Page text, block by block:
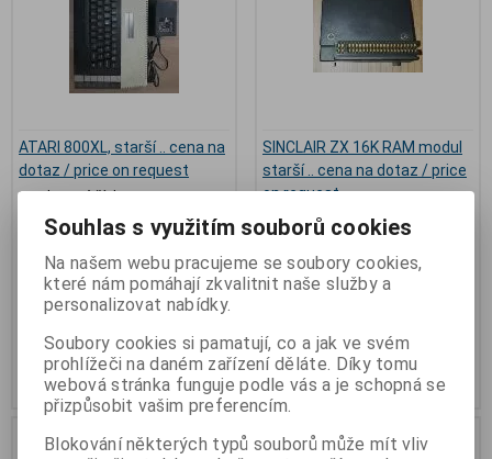
ATARI 800XL, starší .. cena na
dotaz / price on request
Katalogové číslo:ATARI-800XL
ATARI 800XL + zdroj + anténní
káblik, stáří cca 40 let,
dlouhodobě leží ve skříni,
netestován, soukromý majetek,
záruka 31 dnů na vrácení peněz
Koupit
SINCLAIR ZX 16K RAM modul
starší .. cena na dotaz / price
on request
Katalogové číslo: SINCLAIR-ZX-
16K-RAM
Skladem:
stáří cca 40 let, dlouhodobě leží
vrácení peněz
Koupit
Souhlas s využitím souborů cookies
Na našem webu pracujeme se soubory cookies,
které nám pomáhají zkvalitnit naše služby a
personalizovat nabídky.
Soubory cookies si pamatují, co a jak ve svém
prohlížeči na daném zařízení děláte. Díky tomu
webová stránka funguje podle vás a je schopná se
přizpůsobit vašim preferencím.
Blokování některých typů souborů může mít vliv